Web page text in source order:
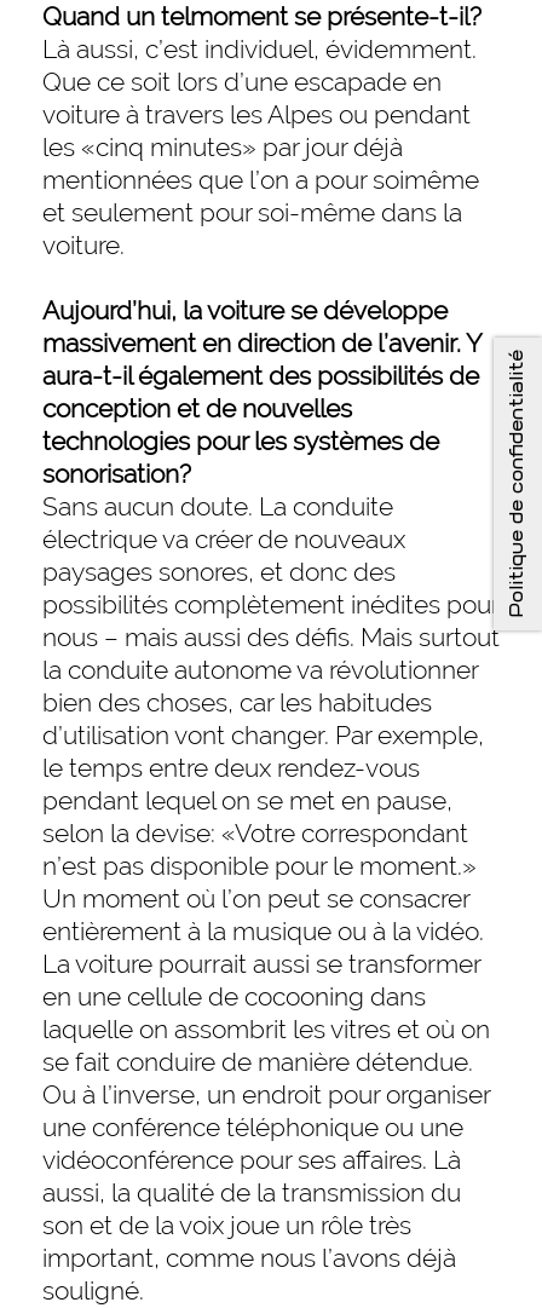
Quand un telmoment se présente-t-il?
Là aussi, c’est individuel, évidemment.
Que ce soit lors d’une escapade en
voiture à travers les Alpes ou pendant
les «cinq minutes» par jour déjà
mentionnées que l’on a pour soimême
et seulement pour soi-même dans la
voiture.
Aujourd’hui, la voiture se développe
massivement en direction de l’avenir. Y
aura-t-il également des possibilités de
conception et de nouvelles
technologies pour les systèmes de
sonorisation?
Sans aucun doute. La conduite
électrique va créer de nouveaux
paysages sonores, et donc des
possibilités complètement inédites pour
nous – mais aussi des défis. Mais surtout
la conduite autonome va révolutionner
bien des choses, car les habitudes
d’utilisation vont changer. Par exemple,
le temps entre deux rendez-vous
pendant lequel on se met en pause,
selon la devise: «Votre correspondant
n’est pas disponible pour le moment.»
Un moment où l’on peut se consacrer
entièrement à la musique ou à la vidéo.
La voiture pourrait aussi se transformer
en une cellule de cocooning dans
laquelle on assombrit les vitres et où on
se fait conduire de manière détendue.
Ou à l’inverse, un endroit pour organiser
une conférence téléphonique ou une
vidéoconférence pour ses affaires. Là
aussi, la qualité de la transmission du
son et de la voix joue un rôle très
important, comme nous l’avons déjà
souligné.
Politique de confidentialité